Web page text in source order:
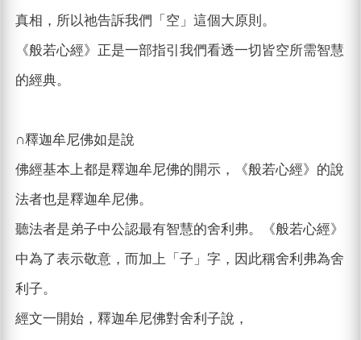
真相，所以祂告訴我們「空」這個大原則。
《般若心經》正是一部指引我們看透一切皆空所需智慧
的經典。
∩釋迦牟尼佛如是說
佛經基本上都是釋迦牟尼佛的開示，《般若心經》的說
法者也是釋迦牟尼佛。
聽法者是弟子中公認最有智慧的舍利弗。《般若心經》
中為了表示敬意，而加上「子」字，因此稱舍利弗為舍
利子。
經文一開始，釋迦牟尼佛對舍利子說，